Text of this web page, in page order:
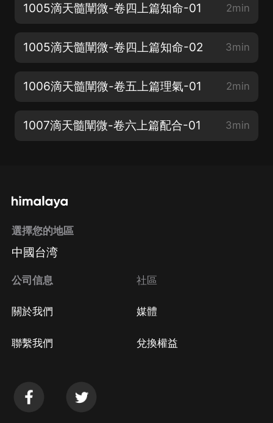
1005滴天髓闡微-卷四上篇知命-01 2min
1005滴天髓闡微-卷四上篇知命-02 3min
1006滴天髓闡微-卷五上篇理氣-01 2min
1007滴天髓闡微-卷六上篇配合-01 3min
選擇您的地區
中國台湾
公司信息
關於我們
聯繫我們
社區
媒體
兌換權益